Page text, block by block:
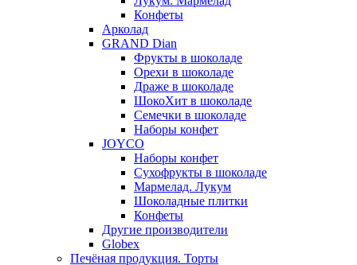
Конфеты
Арколад
GRAND Dian
Фрукты в шоколаде
Орехи в шоколаде
Драже в шоколаде
ШокоХит в шоколаде
Семечки в шоколаде
Наборы конфет
JOYCO
Наборы конфет
Сухофрукты в шоколаде
Мармелад. Лукум
Шоколадные плитки
Конфеты
Другие производители
Globex
Печёная продукция. Торты